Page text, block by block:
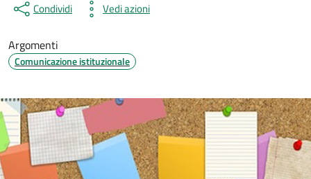
Condividi Vedi azioni
Argomenti
Comunicazione istituzionale